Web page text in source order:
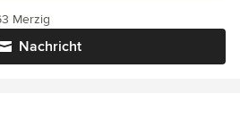
Nachricht
Merzig